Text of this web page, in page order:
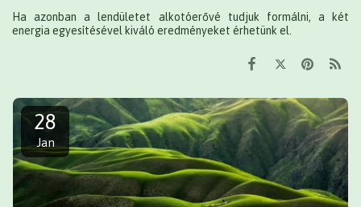
Ha azonban a lendületet alkotóerővé tudjuk formálni, a két
energia egyesítésével kiváló eredményeket érhetünk el.
28
Jan